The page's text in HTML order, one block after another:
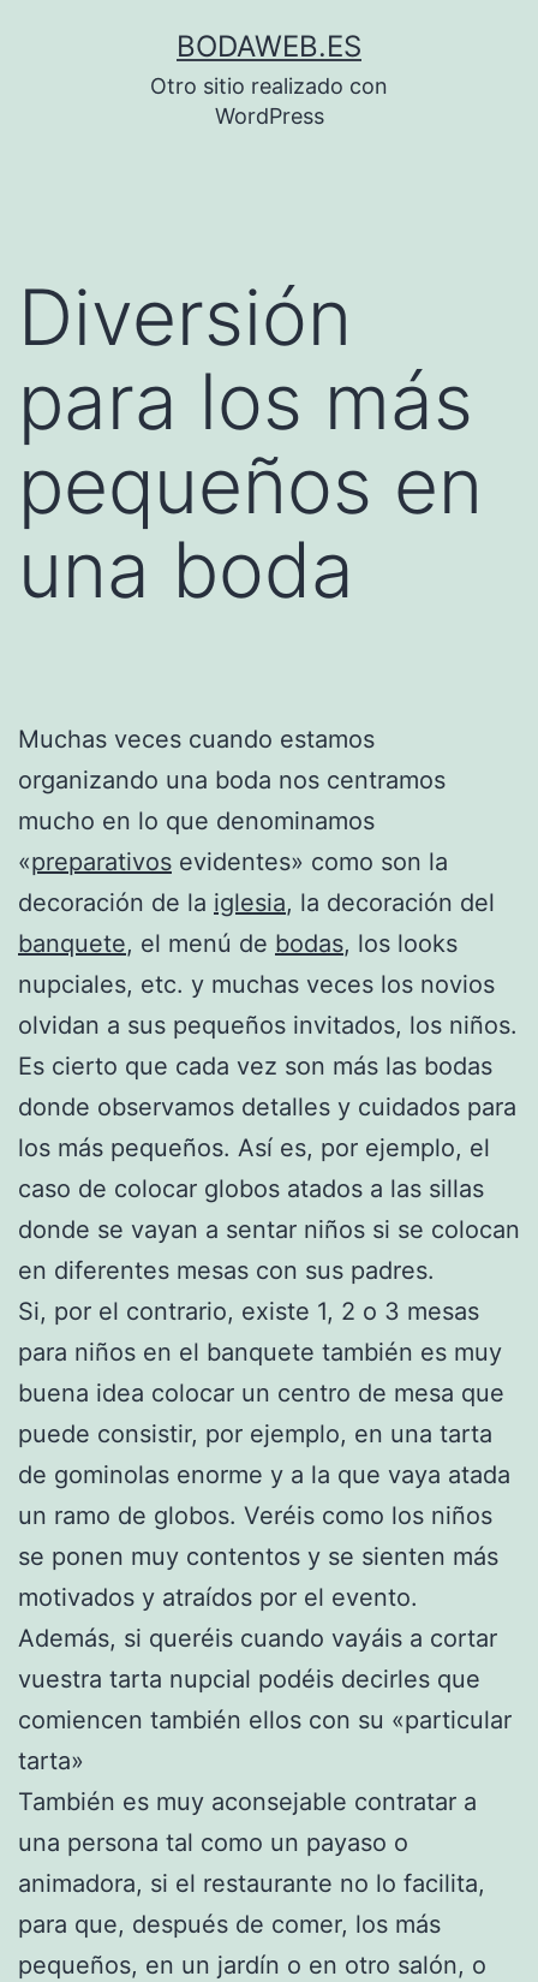
BODAWEB.ES
Otro sitio realizado con
WordPress
Diversión
para los más
pequeños en
una boda
Muchas veces cuando estamos
organizando una boda nos centramos
mucho en lo que denominamos
«preparativos evidentes» como son la
decoración de la iglesia, la decoración del
banquete, el menú de bodas, los looks
nupciales, etc. y muchas veces los novios
olvidan a sus pequeños invitados, los niños.
Es cierto que cada vez son más las bodas
donde observamos detalles y cuidados para
los más pequeños. Así es, por ejemplo, el
caso de colocar globos atados a las sillas
donde se vayan a sentar niños si se colocan
en diferentes mesas con sus padres.
Si, por el contrario, existe 1, 2 o 3 mesas
para niños en el banquete también es muy
buena idea colocar un centro de mesa que
puede consistir, por ejemplo, en una tarta
de gominolas enorme y a la que vaya atada
un ramo de globos. Veréis como los niños
se ponen muy contentos y se sienten más
motivados y atraídos por el evento.
Además, si queréis cuando vayáis a cortar
vuestra tarta nupcial podéis decirles que
comiencen también ellos con su «particular
tarta»
También es muy aconsejable contratar a
una persona tal como un payaso o
animadora, si el restaurante no lo facilita,
para que, después de comer, los más
pequeños, en un jardín o en otro salón, o